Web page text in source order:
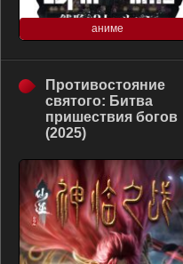
аниме
Противостояние
святого: Битва
пришествия богов
(2025)